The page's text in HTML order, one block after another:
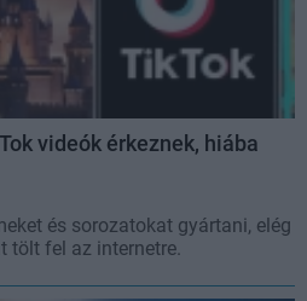
videók érkeznek, hiába
és sorozatokat gyártani, elég
tölt fel az internetre.